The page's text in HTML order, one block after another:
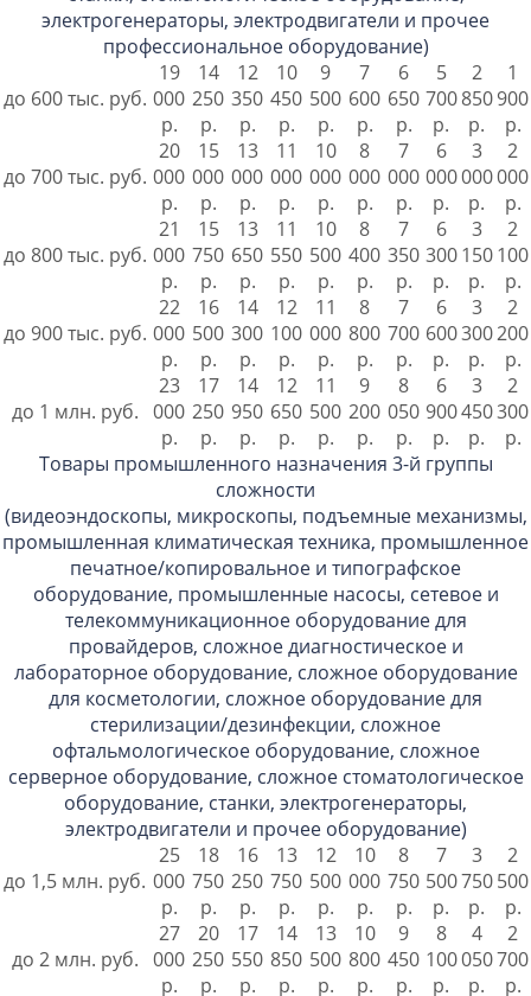
электрогенераторы, электродвигатели и прочее
профессиональное оборудование)
до 600 тыс. руб.
19
000
р.
14
250
р.
12
350
р.
10
450
р.
9
500
р.
7
600
р.
6
650
р.
5
700
р.
2
850
р.
1
900
р.
до 700 тыс. руб.
20
000
р.
15
000
р.
13
000
р.
11
000
р.
10
000
р.
8
000
р.
7
000
р.
6
000
р.
3
000
р.
2
000
р.
до 800 тыс. руб.
21
000
р.
15
750
р.
13
650
р.
11
550
р.
10
500
р.
8
400
р.
7
350
р.
6
300
р.
3
150
р.
2
100
р.
до 900 тыс. руб.
22
000
р.
16
500
р.
14
300
р.
12
100
р.
11
000
р.
8
800
р.
7
700
р.
6
600
р.
3
300
р.
2
200
р.
до 1 млн. руб.
23
000
р.
17
250
р.
14
950
р.
12
650
р.
11
500
р.
9
200
р.
8
050
р.
6
900
р.
3
450
р.
2
300
р.
Товары промышленного назначения 3-й группы
сложности
(видеоэндоскопы, микроскопы, подъемные механизмы,
промышленная климатическая техника, промышленное
печатное/копировальное и типографское
оборудование, промышленные насосы, сетевое и
телекоммуникационное оборудование для
провайдеров, сложное диагностическое и
лабораторное оборудование, сложное оборудование
для косметологии, сложное оборудование для
стерилизации/дезинфекции, сложное
офтальмологическое оборудование, сложное
серверное оборудование, сложное стоматологическое
оборудование, станки, электрогенераторы,
электродвигатели и прочее оборудование)
до 1,5 млн. руб.
25
000
р.
18
750
р.
16
250
р.
13
750
р.
12
500
р.
10
000
р.
8
750
р.
7
500
р.
3
750
р.
2
500
р.
до 2 млн. руб.
27
000
р.
20
250
р.
17
550
р.
14
850
р.
13
500
р.
10
800
р.
9
450
р.
8
100
р.
4
050
р.
2
700
р.